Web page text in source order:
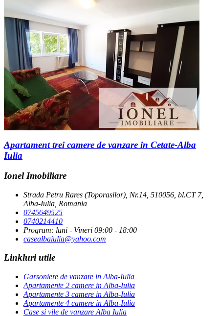
Apartament trei camere de vanzare in Cetate-Alba
Iulia
Ionel Imobiliare
Strada Petru Rares (Toporasilor), Nr.14, 510056, bl.CT 7,
Alba-Iulia, Romania
0745649525
0740214410
Program: luni - Vineri 09:00 - 18:00
casealbaiulia@yahoo.com
Linkluri utile
Garsoniere de vanzare in Alba-Iulia
Apartamente 2 camere in Alba-Iulia
Apartamente 3 camere in Alba-Iulia
Apartamente 4 camere in Alba-Iulia
Case si vile de vanzare Alba Iulia